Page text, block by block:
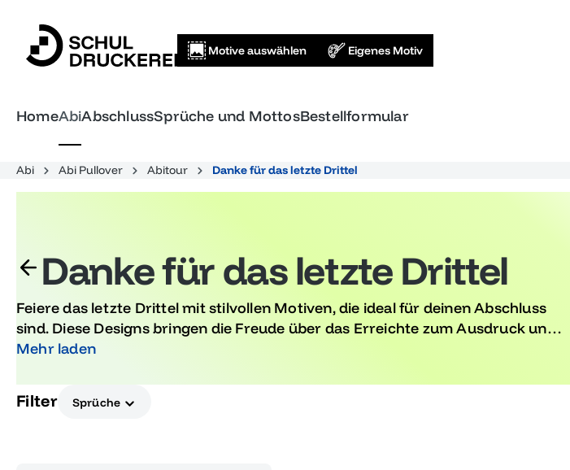
Motive auswählen Eigenes Motiv
HomeAbiAbschlussSprüche und MottosBestellformular
Abi Abi Pullover Abitour Danke für das letzte Drittel
Danke für das letzte Drittel
Feiere das letzte Drittel mit stilvollen Motiven, die ideal für deinen Abschluss
sind. Diese Designs bringen die Freude über das Erreichte zum Ausdruck und
laden zum Feiern ein. Entdecke einzigartige Ideen, die deine Erinnerungen an
Mehr laden
Filter Sprüche